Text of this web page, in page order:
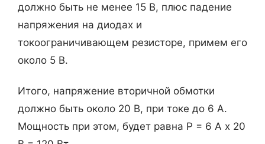
должно быть не менее 15 В, плюс падение
напряжения на диодах и
токоограничивающем резисторе, примем его
около 5 В.
Итого, напряжение вторичной обмотки
должно быть около 20 В, при токе до 6 А.
Мощность при этом, будет равна Р = 6 А х 20